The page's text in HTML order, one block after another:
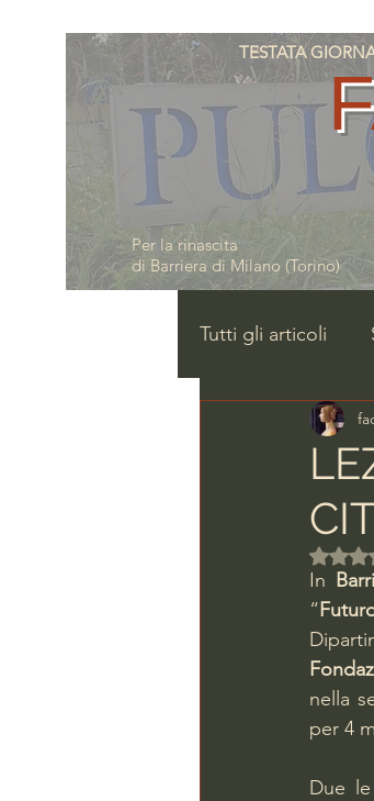
Per la rinascita
di Barriera di Milano (Torino)
TESTATA
Tutti gli articoli
In
“
nella
per 4
Due